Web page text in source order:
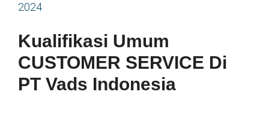
2024
Kualifikasi Umum
CUSTOMER SERVICE Di
PT Vads Indonesia